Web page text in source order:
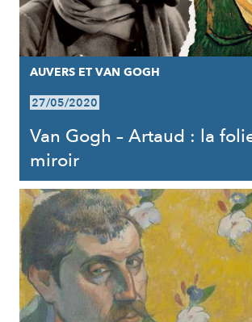
AUVERS ET VAN GOGH
27/05/2020
Van Gogh – Artaud : la
miroir